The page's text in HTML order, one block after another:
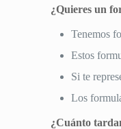
¿Quieres un
Tenemos
Estos
Si te
Los
¿Cuánto